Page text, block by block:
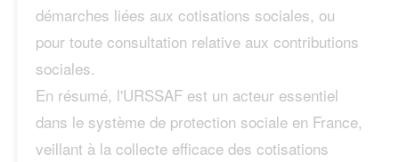
démarches liées aux cotisations sociales, ou
pour toute consultation relative aux contributions
sociales.
En résumé, l'URSSAF est un acteur essentiel
dans le système de protection sociale en France,
veillant à la collecte efficace des cotisations